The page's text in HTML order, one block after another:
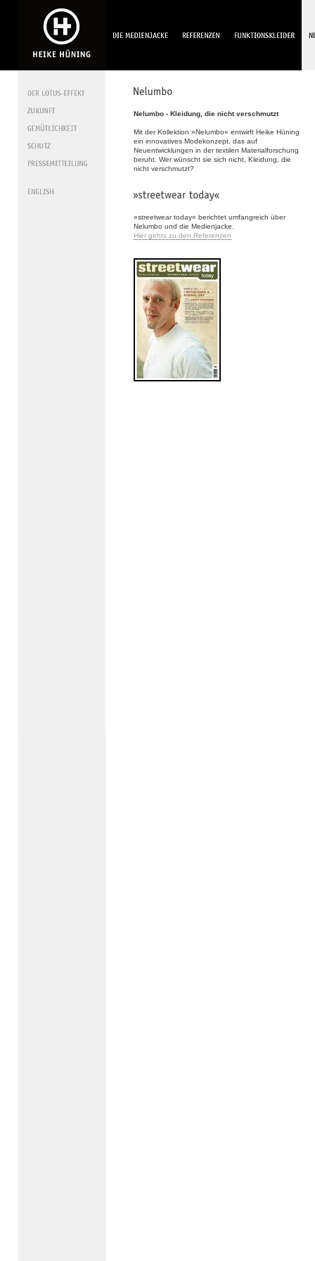
Nelumbo - Kleidung, die nicht verschmutzt
Mit der Kollektion »Nelumbo« entwirft Heike Hüning
ein innovatives Modekonzept, das auf
Neuentwicklungen in der textilen Materialforschung
beruht. Wer wünscht sie sich nicht, Kleidung, die
nicht verschmutzt?
»streetwear today« berichtet umfangreich über
Nelumbo und die Medienjacke.
Hier gehts zu den Referenzen